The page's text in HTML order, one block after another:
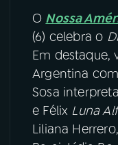
07ÚLTIMAS
08 FESTIVAL
ACOMPANHE A
O Nossa
(6) celebra o
Em destaque,
Argentina
Sosa
e Félix Luna
Liliana